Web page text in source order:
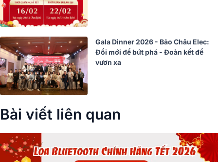
Gala Dinner 2026 - Bảo Châu Elec:
Đổi mới để bứt phá - Đoàn kết để
vươn xa
Bài viết liên quan